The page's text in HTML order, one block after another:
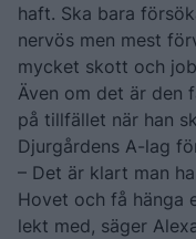
haft. Ska bara
nervös men mest
mycket skott och
Även om det är den
på tillfället när han
Djurgårdens A-lag
– Det är klart man
Hovet och få hänga
lekt med, säger